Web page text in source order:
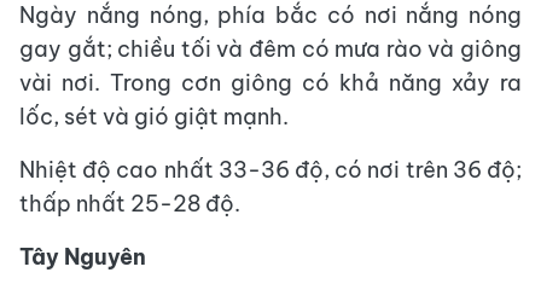
Ngày nắng nóng, phía bắc có nơi nắng nóng
gay gắt; chiều tối và đêm có mưa rào và giông
vài nơi. Trong cơn giông có khả năng xảy ra
lốc, sét và gió giật mạnh.
Nhiệt độ cao nhất 33-36 độ, có nơi trên 36 độ;
thấp nhất 25-28 độ.
Tây Nguyên